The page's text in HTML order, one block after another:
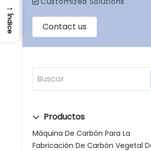
Productos
Máquina De Carbón Para La
Fabricación De Carbón Vegetal
→
Índice